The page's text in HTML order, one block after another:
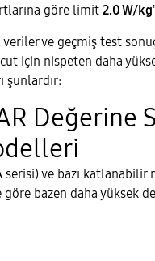
göre limit 2.0 W/kg
veriler ve geçmiş test
için nispeten daha
şunlardır:
Değerine
ve bazı katlanabilir
bazen daha yüksek